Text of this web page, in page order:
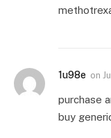
1u98e on
purchase
buy